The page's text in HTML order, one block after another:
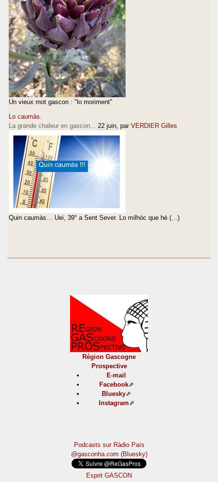
Un vieux mot gascon : "lo moriment"
Lo caumàs.
La grande chaleur en gascon...
22 juin , par VERDIER Gilles
Quin caumàs… Uei, 39° a Sent Sever. Lo milhòc que hè (…)
Région Gascogne
Prospective
E-mail
Facebook
Bluesky
Instagram
Podcasts sur Ràdio País
@gasconha.com (Bluesky)
Esprit GASCON